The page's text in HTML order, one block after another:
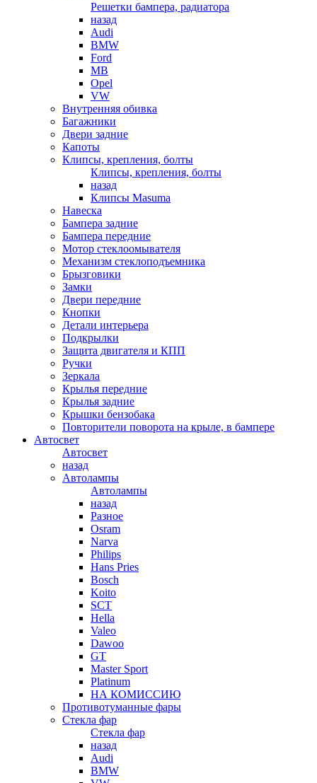
Решетки бампера, радиатора
назад
Audi
BMW
Ford
MB
Opel
VW
Внутренняя обивка
Багажники
Двери задние
Капоты
Клипсы, крепления, болты
Клипсы, крепления, болты
назад
Клипсы Masuma
Навеска
Бампера задние
Бампера передние
Мотор стеклоомывателя
Механизм стеклоподъемника
Брызговики
Замки
Двери передние
Кнопки
Детали интерьера
Подкрылки
Защита двигателя и КПП
Ручки
Зеркала
Крылья передние
Крылья задние
Крышки бензобака
Повторители поворота на крыле, в бампере
Автосвет
Автосвет
назад
Автолампы
Автолампы
назад
Разное
Osram
Narva
Philips
Hans Pries
Bosch
Koito
SCT
Hella
Valeo
Dawoo
GT
Master Sport
Platinum
НА КОМИССИЮ
Противотуманные фары
Стекла фар
Стекла фар
назад
Audi
BMW